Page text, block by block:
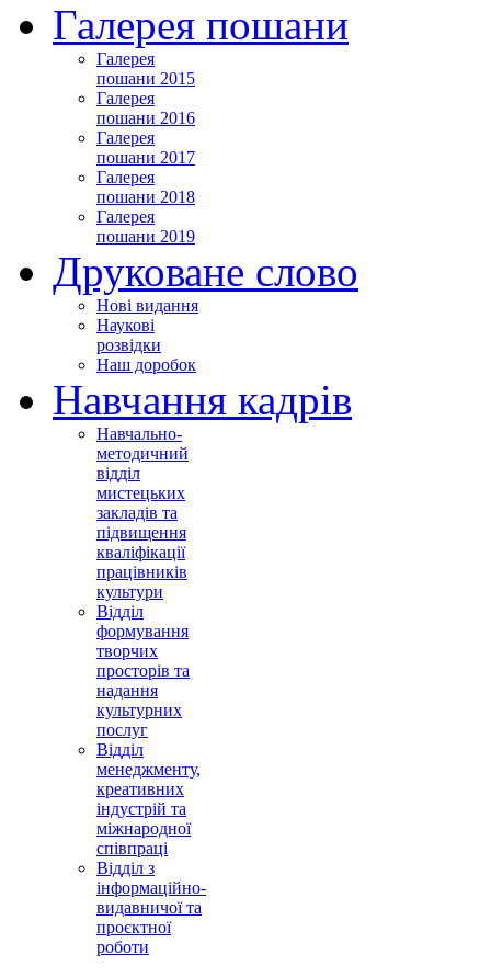
Галерея пошани
Галерея
пошани 2015
Галерея
пошани 2016
Галерея
пошани 2017
Галерея
пошани 2018
Галерея
пошани 2019
Друковане слово
Нові видання
Наукові
розвідки
Наш доробок
Навчання кадрів
Навчально-
методичний
відділ
мистецьких
закладів та
підвищення
кваліфікації
працівників
культури
Відділ
формування
творчих
просторів та
надання
культурних
послуг
Відділ
менеджменту,
креативних
індустрій та
міжнародної
співпраці
Відділ з
інформаційно-
видавничої та
проєктної
роботи